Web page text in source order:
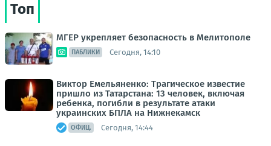
Топ
МГЕР укрепляет безопасность в Мелитополе
ПАБЛИКИ Сегодня, 14:10
Виктор Емельяненко: Трагическое известие
пришло из Татарстана: 13 человек, включая
ребенка, погибли в результате атаки
украинских БПЛА на Нижнекамск
ОФИЦ. Сегодня, 14:44